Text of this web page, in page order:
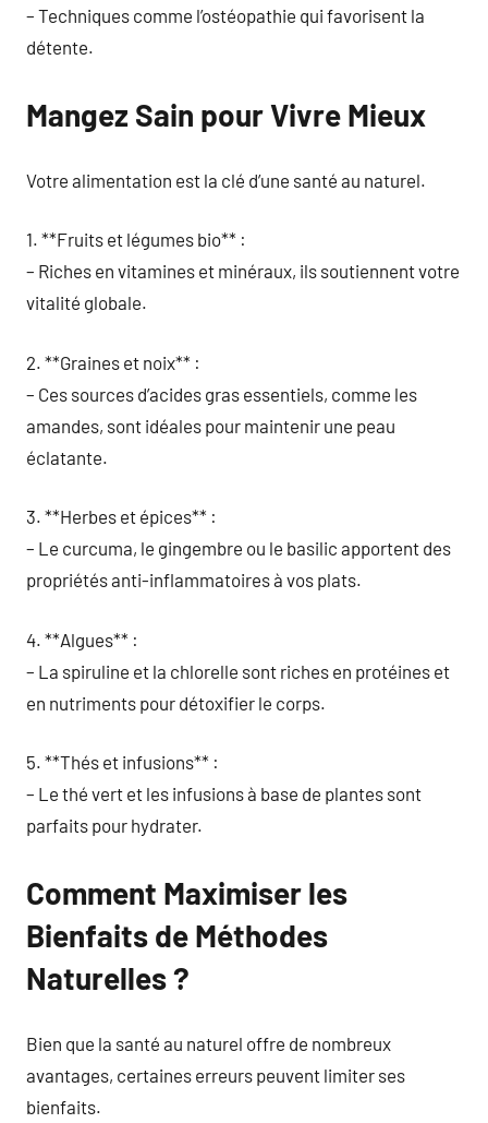
– Techniques comme l’ostéopathie qui favorisent la
détente.
Mangez Sain pour Vivre Mieux
Votre alimentation est la clé d’une santé au naturel.
1. **Fruits et légumes bio** :
– Riches en vitamines et minéraux, ils soutiennent votre
vitalité globale.
2. **Graines et noix** :
– Ces sources d’acides gras essentiels, comme les
amandes, sont idéales pour maintenir une peau
éclatante.
3. **Herbes et épices** :
– Le curcuma, le gingembre ou le basilic apportent des
propriétés anti-inflammatoires à vos plats.
4. **Algues** :
– La spiruline et la chlorelle sont riches en protéines et
en nutriments pour détoxifier le corps.
5. **Thés et infusions** :
– Le thé vert et les infusions à base de plantes sont
parfaits pour hydrater.
Comment Maximiser les
Bienfaits de Méthodes
Naturelles ?
Bien que la santé au naturel offre de nombreux
avantages, certaines erreurs peuvent limiter ses
bienfaits.